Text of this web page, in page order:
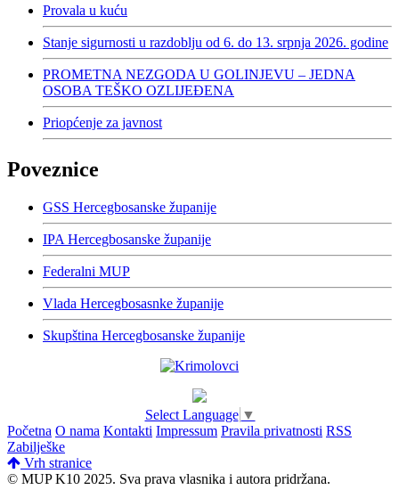
Provala u kuću
Stanje sigurnosti u razdoblju od 6. do 13. srpnja 2026. godine
PROMETNA NEZGODA U GOLINJEVU – JEDNA
OSOBA TEŠKO OZLIJEĐENA
Priopćenje za javnost
Poveznice
GSS Hercegbosanske županije
IPA Hercegbosanske županije
Federalni MUP
Vlada Hercegbosasnke županije
Skupština Hercegbosanske županije
Select Language ▼
Početna O nama Kontakti Impressum Pravila privatnosti RSS
Zabilješke
Vrh stranice
© MUP K10 2025. Sva prava vlasnika i autora pridržana.